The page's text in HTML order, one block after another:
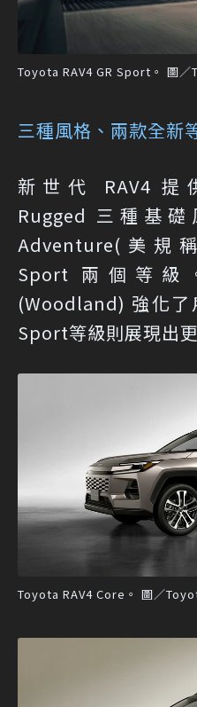
Toyota RAV4 GR Sport。 圖／
三種風格、兩款全新
新世代 RAV4 提
Rugged 三種基
Adventure(美規
Sport 兩個等級
(Woodland) 強化了
Sport等級則展現出
Toyota RAV4 Core。 圖／